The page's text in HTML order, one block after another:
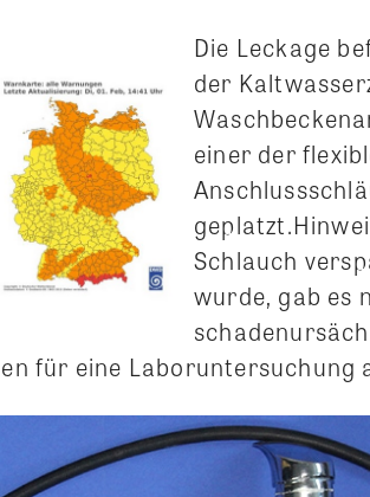
Die Leckage
der
einer der
Schlauch
wurde, gab es
für eine Laboruntersuchung